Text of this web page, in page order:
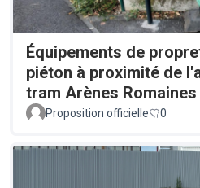
Équipements de
piéton à proximité de
tram Arènes Romaines
Proposition officielle 0